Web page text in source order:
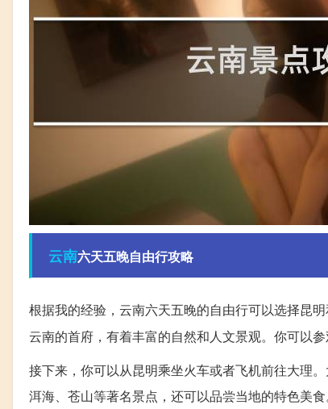
云南六天五晚自由行攻略
根据我的经验，云南六天五晚的自由行可以选择昆
云南的首府，有着丰富的自然和人文景观。你可以
接下来，你可以从昆明乘坐火车或者飞机前往大理
洱海、苍山等著名景点，还可以品尝当地的特色美食